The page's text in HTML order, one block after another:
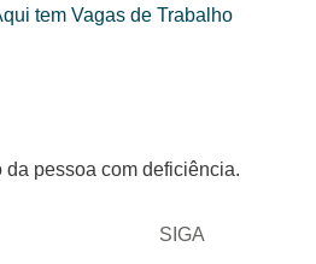
tem Vagas de Trabalho
pessoa com deficiência.
SIGA